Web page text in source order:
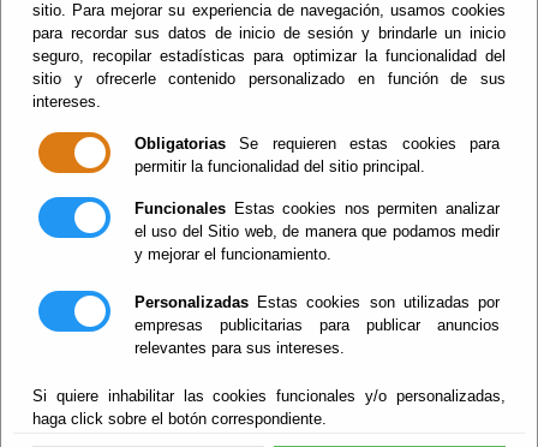
sitio. Para mejorar su experiencia de navegación, usamos cookies
para recordar sus datos de inicio de sesión y brindarle un inicio
seguro, recopilar estadísticas para optimizar la funcionalidad del
sitio y ofrecerle contenido personalizado en función de sus
intereses.
Obligatorias Se requieren estas cookies para
permitir la funcionalidad del sitio principal.
Funcionales Estas cookies nos permiten analizar
el uso del Sitio web, de manera que podamos medir
y mejorar el funcionamiento.
Personalizadas Estas cookies son utilizadas por
empresas publicitarias para publicar anuncios
relevantes para sus intereses.
Si quiere inhabilitar las cookies funcionales y/o personalizadas,
haga click sobre el botón correspondiente.
Plan de Pagos
Pesonalizado
Se podrá solicitar el sistema de Plan de Pagos
Personalizado para el cobro de cualquier tributo de
cobro
periódico anual
y notificación colectiva que
la Diputación recaude para las entidades locales
que le tienen delegada la gestión recaudatoria.
Podrán existir tres modalidades de pago:
a) Pago en dos fracciones: el pago se efectuará en